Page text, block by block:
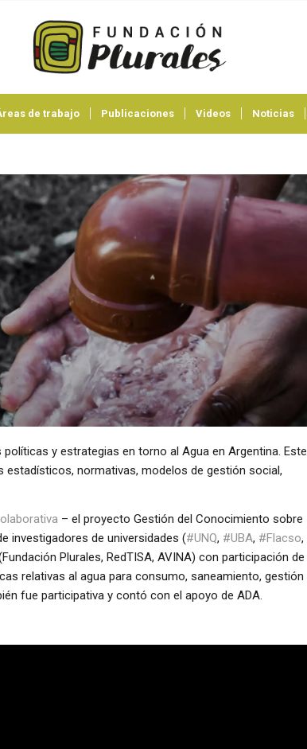
de trabajo Publicaciones Videos Noticias
y estrategias en torno al Agua en Argentina. Este
normativas, modelos de gestión social,
– el proyecto Gestión del Conocimiento sobre
investigadores de universidades (#UNQ, #UBA, #Flacso,
Plurales, RedTISA, AVINA) con participación de
relativas al agua para consumo, saneamiento, gestión
fue participativa y contó con el apoyo de ADA.